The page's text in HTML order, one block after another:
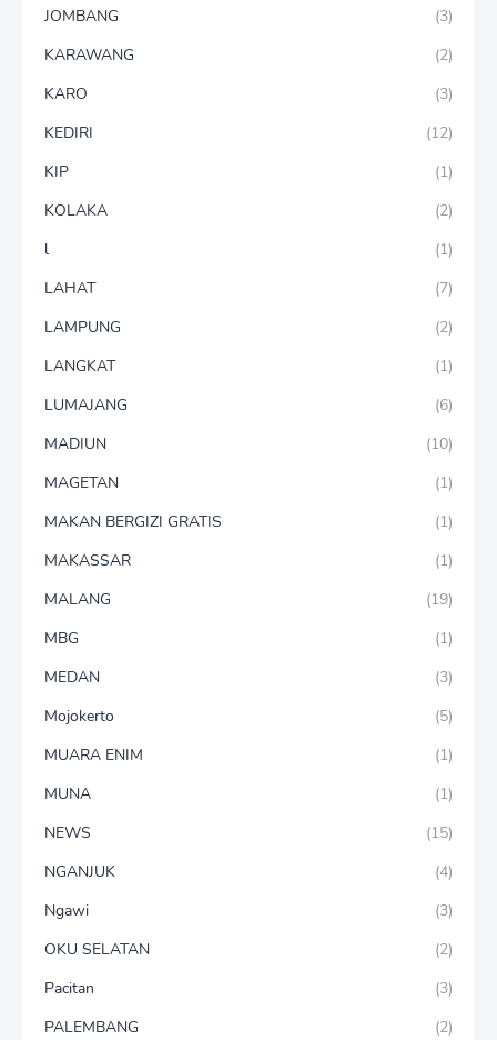
JOMBANG
(3)
KARAWANG
(2)
KARO
(3)
KEDIRI
(12)
KIP
(1)
KOLAKA
(2)
l
(1)
LAHAT
(7)
LAMPUNG
(2)
LANGKAT
(1)
LUMAJANG
(6)
MADIUN
(10)
MAGETAN
(1)
MAKAN BERGIZI GRATIS
(1)
MAKASSAR
(1)
MALANG
(19)
MBG
(1)
MEDAN
(3)
Mojokerto
(5)
MUARA ENIM
(1)
MUNA
(1)
NEWS
(15)
NGANJUK
(4)
Ngawi
(3)
OKU SELATAN
(2)
Pacitan
(3)
PALEMBANG
(2)